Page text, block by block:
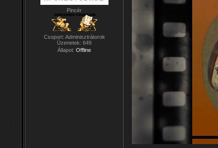
Pincér
Csoport: Adminisztrátorok
Üzenetek: 649
Állapot: Offline